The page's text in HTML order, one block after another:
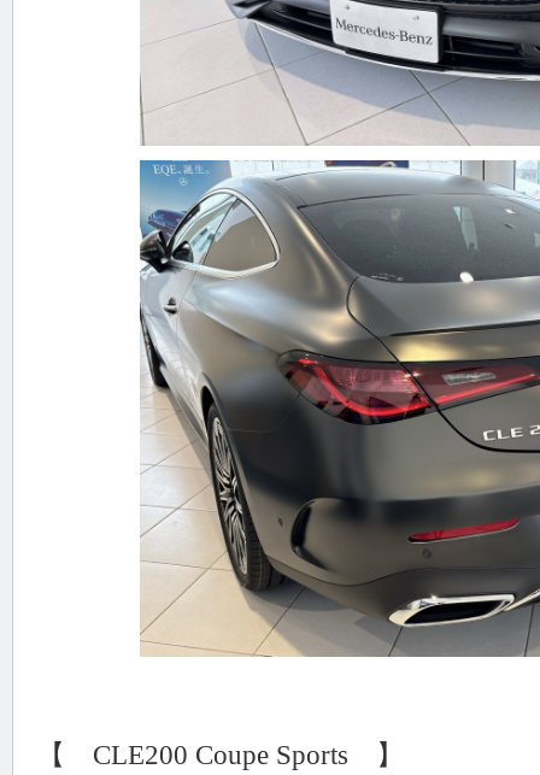
【 CLE200 Coupe Sports 】